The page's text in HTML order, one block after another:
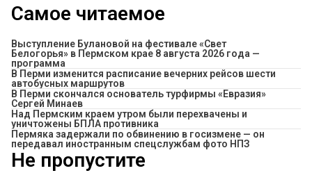
Самое читаемое
Выступление Булановой на фестивале «Свет
Белогорья» в Пермском крае 8 августа 2026 года —
программа
​В Перми изменится расписание вечерних рейсов шести
автобусных маршрутов
В Перми скончался основатель турфирмы «Евразия»
Сергей Минаев
Над Пермским краем утром были перехвачены и
уничтожены БПЛА противника
Пермяка задержали по обвинению в госизмене — он
передавал иностранным спецслужбам фото НПЗ
Не пропустите